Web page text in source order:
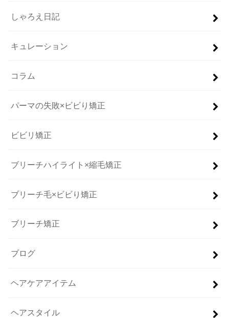
しゃろえ日記
キュレーション
コラム
パーマの失敗×ビビり矯正
ビビリ矯正
ブリーチハイライト×縮毛矯正
ブリーチ毛×ビビり矯正
ブリーチ矯正
ブログ
ヘアケアアイテム
ヘアスタイル